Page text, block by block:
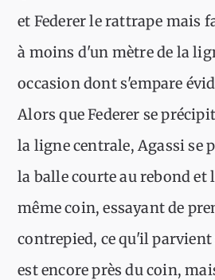
et Federer le rattrape mais
à moins d'un mètre de la
occasion dont s'empare
Alors que Federer se
la ligne centrale, Agassi se
la balle courte au rebond et
même coin, essayant de
contrepied, ce qu'il parvient
est encore près du coin,